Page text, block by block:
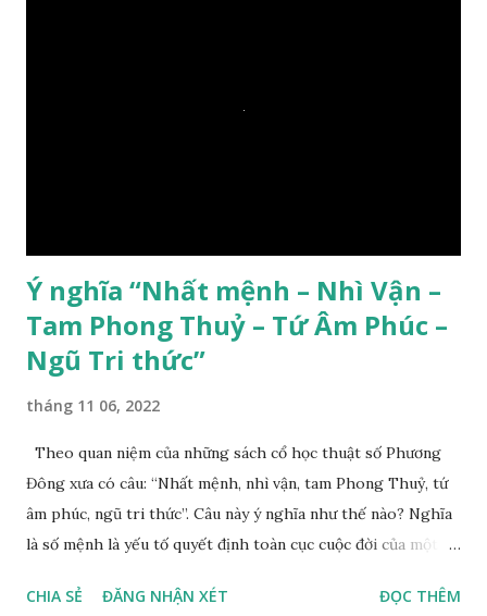
Ý nghĩa “Nhất mệnh – Nhì Vận –
Tam Phong Thuỷ – Tứ Âm Phúc –
Ngũ Tri thức”
tháng 11 06, 2022
Theo quan niệm của những sách cổ học thuật số Phương
Đông xưa có câu: “Nhất mệnh, nhì vận, tam Phong Thuỷ, tứ
âm phúc, ngũ tri thức”. Câu này ý nghĩa như thế nào? Nghĩa
là số mệnh là yếu tố quyết định toàn cục cuộc đời của một
hưởng của phong thủy. Nói cách khác, số mệnh và sinh ra
CHIA SẺ ĐĂNG NHẬN XÉT ĐỌC THÊM